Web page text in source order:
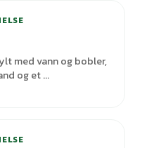
med vann og bobler,
og et ...